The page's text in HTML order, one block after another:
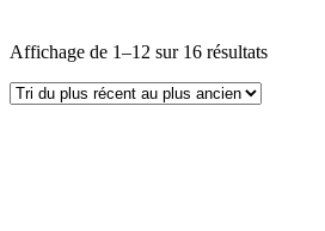
Affichage de 1–12 sur 16 résultats